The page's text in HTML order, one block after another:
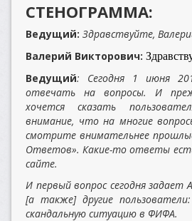
СТЕНОГРАММА:
Ведущий: Здравствуйте,
Валерий Викторович:
Ведущий: Сегодня 1 июня
отвечать на вопросы. И
хочется сказать
внимание, что на многие
смотрите внимательнее
Ответов». Какие-то ответы
сайте.
И первый вопрос сегодня задает
[а также] другие
скандальную ситуацию в ФИФА.